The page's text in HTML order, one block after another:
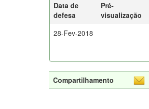
Data de
defesa
Pré-
visualização
28-Fev-2018
Compartilhamento